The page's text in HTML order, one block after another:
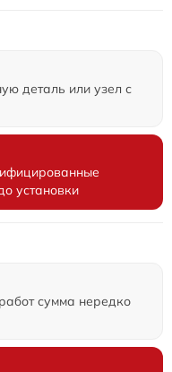
деталь или узел с
установки
сумма нередко